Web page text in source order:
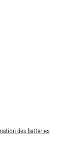
des batteries